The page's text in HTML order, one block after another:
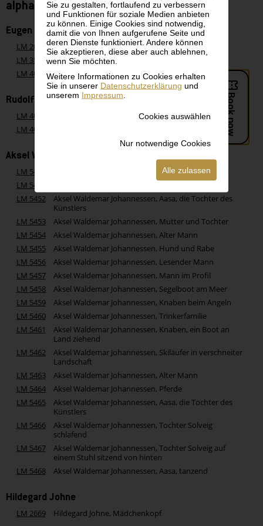
Sie zu gestalten, fortlaufend zu verbessern
und Funktionen für soziale Medien anbieten
zu können. Einige Cookies sind notwendig,
damit die von Ihnen aufgerufene Seite und
deren Dienste funktioniert. Andere können
Sie akzeptieren, diese aber auch ablehnen,
wenn Sie möchten.
Weitere Informationen zu Cookies erhalten
Sie in unserer Datenschutzerklärung und
unserem Impressum
Cookies auswählen
Nur notwendige Cookies
Alle zulassen
alphabetisch - Buchstabe J
Eugen Jettel
LM 2097
Eugen Jettel, Krautacker in Barbizon
LM 3545
Eugen Jettel, Dorfstraße mit Enten
LM 4052
Eugen Jettel, Ententeich
Rudolf Jettmar
LM 4059
Rudolf Jettmar, Wanderer in der Schlucht
LM 4060
Aksel Waldemar Johannessen
LM 5445
Aksel Waldemar Johannessen, Mutter und Tochter
LM 5451
LM 5452
Aksel Waldemar Johannessen, Aasa, die Tochter des
Künstlers
LM 5453
Aksel Waldemar Johannessen, Mutter und Tochter
LM 5454
Aksel Waldemar Johannessen, Alter Mann
LM 5455
Aksel Waldemar Johannessen, Hund und Rabe
LM 5456
Aksel Waldemar Johannessen, Lesender Mann
LM 5457
Aksel Waldemar Johannessen, Mann im Profil
LM 5458
Aksel Waldemar Johannessen, Segelboot am Meer
LM 5459
Aksel Waldemar Johannessen, Knaben beim Angeln
LM 5460
Aksel Waldemar Johannessen, Trinkerfamilie
LM 5461
Aksel Waldemar Johannessen, Knaben, ein Boot an
Land ziehend
LM 5462
Aksel Waldemar Johannessen, Skiläufer in verschneiter
Landschaft
LM 5463
Aksel Waldemar Johannessen, Alter Mann
LM 5464
Aksel Waldemar Johannessen, Pferde
LM 5465
Aksel Waldemar Johannessen, Aasa, die Tochter des
Künstlers
LM 5466
Aksel Waldemar Johannessen, Tochter Solveig
schlafend
LM 5467
Aksel Waldemar Johannessen, Tochter Solveig auf
einem Stuhl sitzend von hinten
LM 5468
Aksel Waldemar Johannessen, Aasa, tanzend
Hildegard Johne
LM 2669 Hildegard Johne, Mädchenkopf